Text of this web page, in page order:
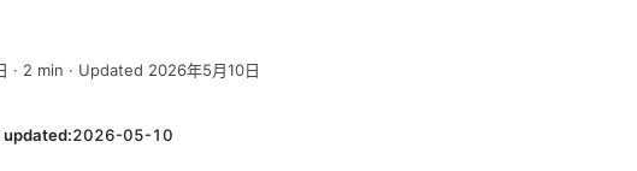
· 2 min · Updated 2026年5月10日
updated:2026-05-10